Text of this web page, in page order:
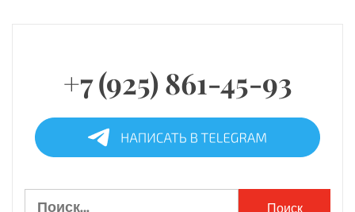
+7 (925) 861-45-93
Найти: